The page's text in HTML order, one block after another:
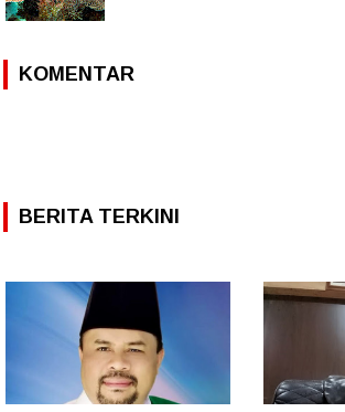
KOMENTAR
BERITA TERKINI